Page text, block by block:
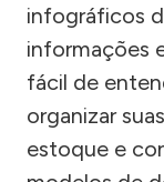
infográficos
informações
fácil de
organizar
estoque e